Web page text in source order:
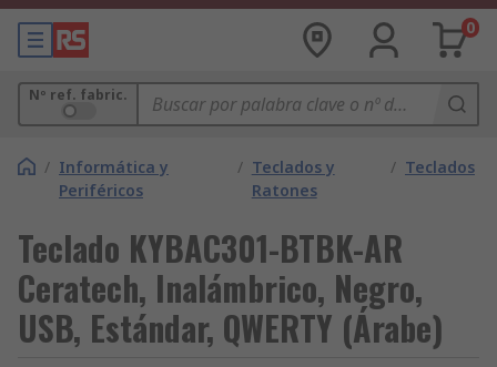
0
Nº ref. fabric.
/ Informática y
Periféricos
/ Teclados y
Ratones
/ Teclados
Teclado KYBAC301-BTBK-AR
Ceratech, Inalámbrico, Negro,
USB, Estándar, QWERTY (Árabe)